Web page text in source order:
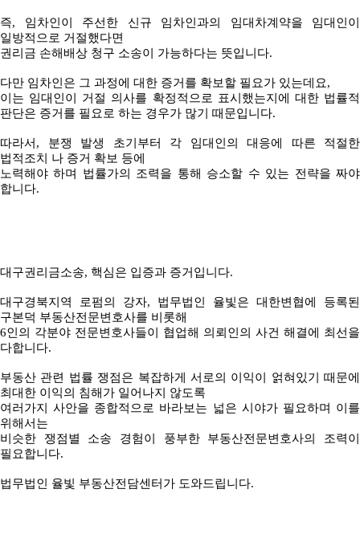
즉, 임차인이 주선한 신규 임차인과의 임대차계약을 임대인이
일방적으로 거절했다면
권리금 손해배상 청구 소송이 가능하다는 뜻입니다.
다만 임차인은 그 과정에 대한 증거를 확보할 필요가 있는데요,
이는 임대인이 거절 의사를 확정적으로 표시했는지에 대한 법률적
판단은 증거를 필요로 하는 경우가 많기 때문입니다.
따라서, 분쟁 발생 초기부터 각 임대인의 대응에 따른 적절한
법적조치 나 증거 확보 등에
노력해야 하며 법률가의 조력을 통해 승소할 수 있는 전략을 짜야
합니다.
대구권리금소송, 핵심은 입증과 증거입니다.
대구경북지역 로펌의 강자, 법무법인 율빛은 대한변협에 등록된
구본덕 부동산전문변호사를 비롯해
6인의 각분야 전문변호사들이 협업해 의뢰인의 사건 해결에 최선을
다합니다.
부동산 관련 법률 쟁점은 복잡하게 서로의 이익이 얽혀있기 때문에
최대한 이익의 침해가 일어나지 않도록
여러가지 사안을 종합적으로 바라보는 넓은 시야가 필요하며 이를
위해서는
비슷한 쟁점별 소송 경험이 풍부한 부동산전문변호사의 조력이
필요합니다.
법무법인 율빛 부동산전담센터가 도와드립니다.